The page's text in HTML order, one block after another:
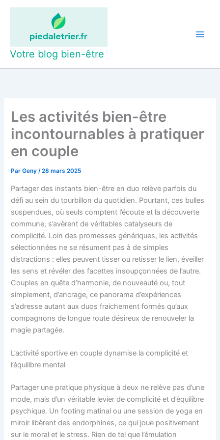
Aller
Votre blog bien-être
Les activités bien-être
incontournables à pratiquer
en couple
ParGeny/28 mars 2025
Partager des instants bien-être en duo relève parfois du
défi au sein du tourbillon du quotidien. Pourtant, ces bulles
suspendues, où seuls comptent l’écoute et la découverte
commune, s’avèrent de véritables catalyseurs de
complicité. Loin des promesses génériques, les activités
sélectionnées ne se résument pas à de simples
distractions : elles peuvent tisser ou retisser le lien, éveiller
les sens et révéler des facettes insoupçonnées de l’autre.
Couples en quête d’harmonie, de nouveauté ou, tout
simplement, d’ancrage, ce panorama d’expériences
s’adresse autant aux duos fraichement formés qu’aux
compagnons de longue route désireux de renouveler la
magie partagée.
L’activité sportive en couple dynamise la complicité et
l’équilibre mental
Partager une pratique physique à deux ne relève pas d’une
mode, mais d’un véritable levier de complicité et d’équilibre
psychique. Un footing matinal ou une session de yoga en
miroir libèrent des endorphines, ce qui joue positivement
sur le moral et le stress. Rien de tel que l’émulation